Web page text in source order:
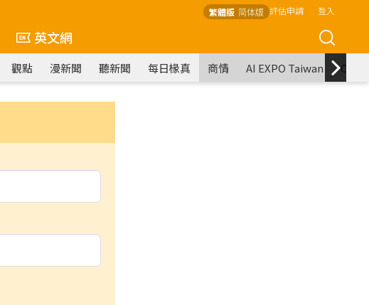
繁體版 简体版 評估申請 登入
英文網
觀點 漫新聞 聽新聞 每日椽真 商情 AI EXPO Taiwan